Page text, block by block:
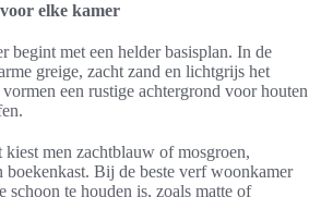
elke kamer
begint met een helder basisplan. In de
greige, zacht zand en lichtgrijs het
een rustige achtergrond voor houten
kiest men zachtblauw of mosgroen,
boekenkast. Bij de beste verf woonkamer
schoon te houden is, zoals matte of